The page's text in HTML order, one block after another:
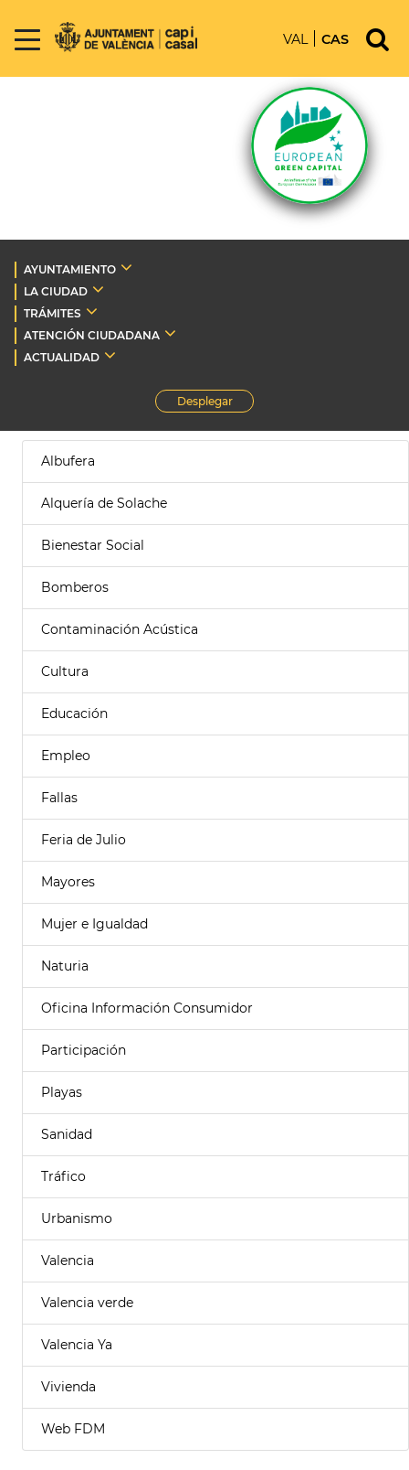
VAL CAS
AYUNTAMIENTO
LA CIUDAD
TRÁMITES
ATENCIÓN CIUDADANA
ACTUALIDAD
Desplegar
Albufera
Alquería de Solache
Bienestar Social
Bomberos
Contaminación Acústica
Cultura
Educación
Empleo
Fallas
Feria de Julio
Mayores
Mujer e Igualdad
Naturia
Oficina Información Consumidor
Participación
Playas
Sanidad
Tráfico
Urbanismo
Valencia
Valencia verde
Valencia Ya
Vivienda
Web FDM